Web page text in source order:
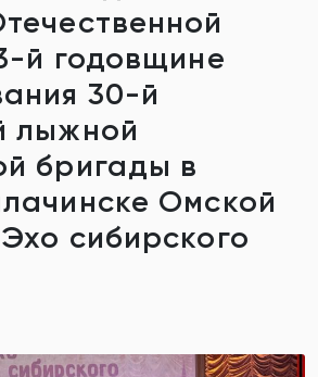
й годовщине
30-й
лыжной
бригады в
Омской
сибирского